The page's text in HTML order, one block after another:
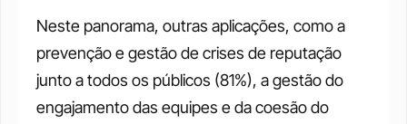
Neste panorama, outras aplicações, como a
prevenção e gestão de crises de reputação
junto a todos os públicos (81%), a gestão do
engajamento das equipes e da coesão do